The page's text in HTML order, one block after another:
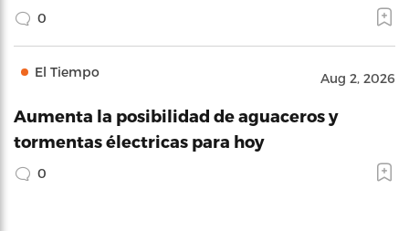
0
El Tiempo Aug 2, 2026
Aumenta la posibilidad de aguaceros y
tormentas électricas para hoy
0